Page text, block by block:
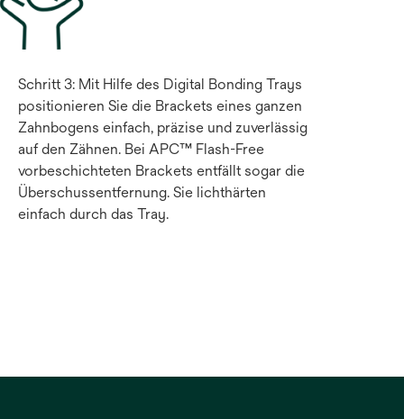
Schritt 3: Mit Hilfe des Digital Bonding Trays
positionieren Sie die Brackets eines ganzen
Zahnbogens einfach, präzise und zuverlässig
auf den Zähnen. Bei APC™ Flash-Free
vorbeschichteten Brackets entfällt sogar die
Überschussentfernung. Sie lichthärten
einfach durch das Tray.